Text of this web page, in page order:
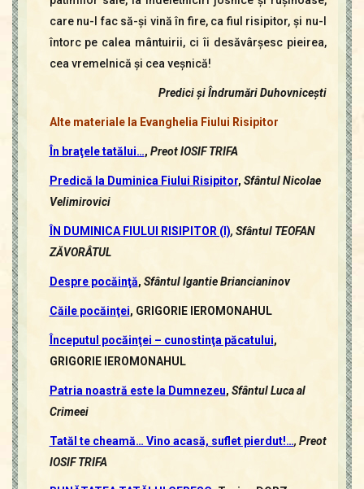
care nu-l fac să-şi vină în fire, ca fiul risipitor, şi nu-l
întorc pe calea mântuirii, ci îi desăvârşesc pieirea,
cea vremelnică şi cea veşnică!
Predici și Îndrumări Duhovnicești
Alte materiale la Evanghelia Fiului Risipitor
În braţele tatălui…, Preot IOSIF TRIFA
Predică la Duminica Fiului Risipitor, Sfântul Nicolae
Velimirovici
ÎN DUMINICA FIULUI RISIPITOR (I), Sfântul TEOFAN
ZĂVORÂTUL
Despre pocăinţă, Sfântul Igantie Briancianinov
Căile pocăinţei, GRIGORIE IEROMONAHUL
Începutul pocăinţei – cunostinţa păcatului,
GRIGORIE IEROMONAHUL
Patria noastră este la Dumnezeu, Sfântul Luca al
Crimeei
Tatăl te cheamă… Vino acasă, suflet pierdut!…, Preot
IOSIF TRIFA